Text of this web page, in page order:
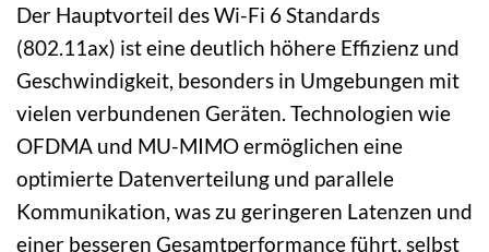
Der Hauptvorteil des Wi-Fi 6 Standards
(802.11ax) ist eine deutlich höhere Effizienz und
Geschwindigkeit, besonders in Umgebungen mit
vielen verbundenen Geräten. Technologien wie
OFDMA und MU-MIMO ermöglichen eine
optimierte Datenverteilung und parallele
Kommunikation, was zu geringeren Latenzen und
einer besseren Gesamtperformance führt, selbst